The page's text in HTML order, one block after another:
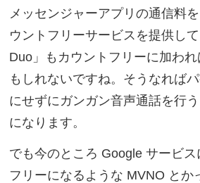
メッセンジャーアプリの通信料
ウントフリーサービスを提供し
Duo」もカウントフリーに加わ
もしれないですね。そうなれば
にせずにガンガン音声通話を行
になります。
でも今のところ Google サービス
フリーになるような MVNO とか